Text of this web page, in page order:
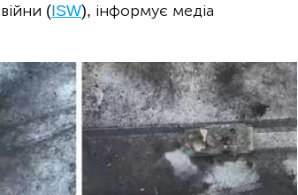
(ISW), інформує медіа